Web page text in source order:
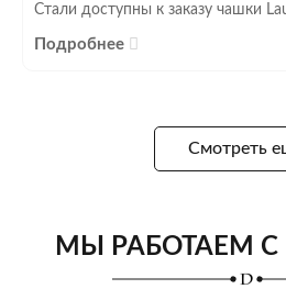
Стали доступны к заказу чашки
Подробнее
Смотреть
МЫ РАБОТАЕМ